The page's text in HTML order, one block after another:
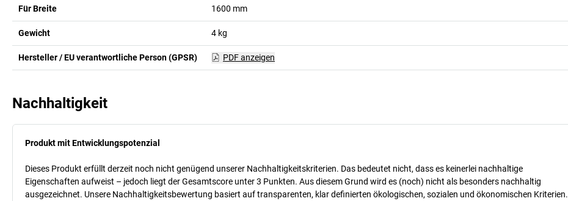
Für Breite 1600 mm
Gewicht 4 kg
Hersteller / EU verantwortliche Person (GPSR) PDF anzeigen
Nachhaltigkeit
Produkt mit Entwicklungspotenzial
Dieses Produkt erfüllt derzeit noch nicht genügend unserer Nachhaltigkeitskriterien. Das bedeutet nicht, dass es keinerlei nachhaltige
Eigenschaften aufweist – jedoch liegt der Gesamtscore unter 3 Punkten. Aus diesem Grund wird es (noch) nicht als besonders nachhaltig
ausgezeichnet. Unsere Nachhaltigkeitsbewertung basiert auf transparenten, klar definierten ökologischen, sozialen und ökonomischen Kriterien.